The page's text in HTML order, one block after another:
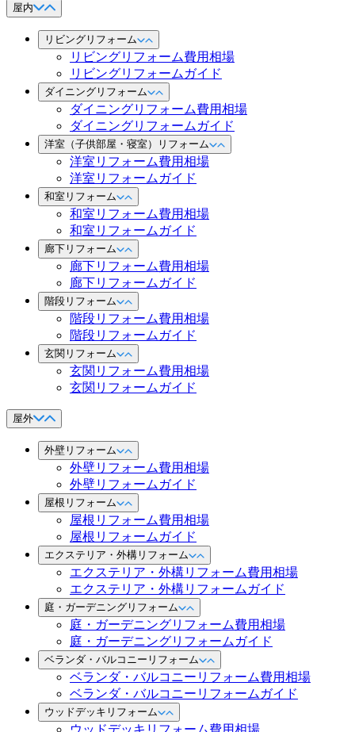
屋内
リビングリフォーム
リビングリフォーム費用相場
リビングリフォームガイド
ダイニングリフォーム
ダイニングリフォーム費用相場
ダイニングリフォームガイド
洋室（子供部屋・寝室）リフォーム
洋室リフォーム費用相場
洋室リフォームガイド
和室リフォーム
和室リフォーム費用相場
和室リフォームガイド
廊下リフォーム
廊下リフォーム費用相場
廊下リフォームガイド
階段リフォーム
階段リフォーム費用相場
階段リフォームガイド
玄関リフォーム
玄関リフォーム費用相場
玄関リフォームガイド
屋外
外壁リフォーム
外壁リフォーム費用相場
外壁リフォームガイド
屋根リフォーム
屋根リフォーム費用相場
屋根リフォームガイド
エクステリア・外構リフォーム
エクステリア・外構リフォーム費用相場
エクステリア・外構リフォームガイド
庭・ガーデニングリフォーム
庭・ガーデニングリフォーム費用相場
庭・ガーデニングリフォームガイド
ベランダ・バルコニーリフォーム
ベランダ・バルコニーリフォーム費用相場
ベランダ・バルコニーリフォームガイド
ウッドデッキリフォーム
ウッドデッキリフォーム費用相場